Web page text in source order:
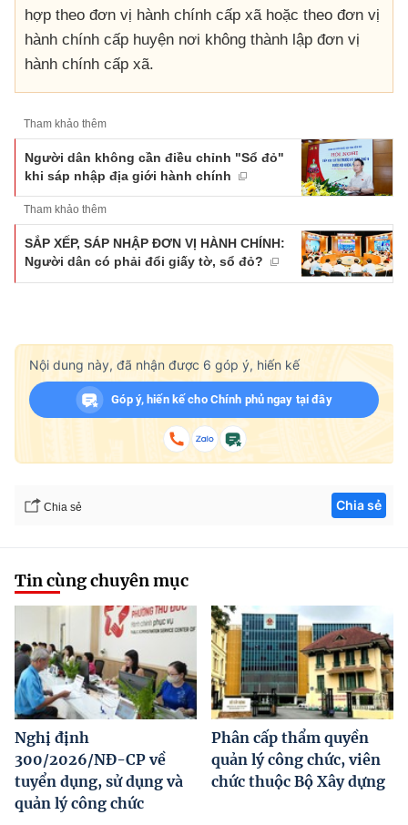
hợp theo đơn vị hành chính cấp xã hoặc theo đơn vị
hành chính cấp huyện nơi không thành lập đơn vị
hành chính cấp xã.
Tham khảo thêm
Người dân không cần điều chỉnh "Sổ đỏ"
khi sáp nhập địa giới hành chính
Tham khảo thêm
SẮP XẾP, SÁP NHẬP ĐƠN VỊ HÀNH CHÍNH:
Người dân có phải đổi giấy tờ, sổ đỏ?
Nội dung này, đã nhận được 6 góp ý, hiến kế
Góp ý, hiến kế cho Chính phủ ngay tại đây
Chia sẻ Chia sẻ
Tin cùng chuyên mục
Nghị định
300/2026/NĐ-CP về
tuyển dụng, sử dụng và
quản lý công chức
Phân cấp thẩm quyền
quản lý công chức, viên
chức thuộc Bộ Xây dựng